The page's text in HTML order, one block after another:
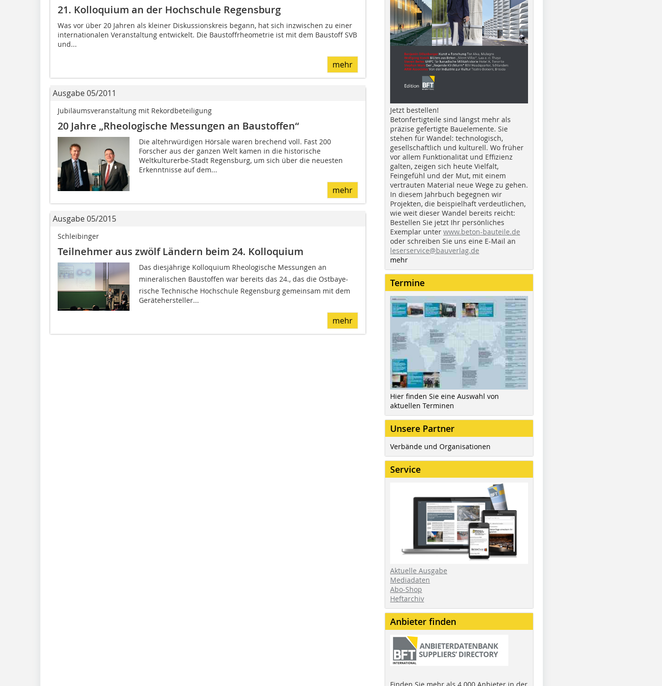
21. Kolloquium an der Hochschule Regensburg
Was vor über 20 Jahren als kleiner Diskussionskreis begann, hat sich inzwischen zu einer
internationalen Veranstaltung entwickelt. Die Baustoffrheometrie ist mit dem Baustoff SVB
und...
mehr
Ausgabe 05/2011
Jubiläumsveranstaltung mit Rekordbeteiligung
20 Jahre „Rheologische Messungen an Baustoffen“
Die altehrwürdigen Hörsäle waren brechend voll. Fast 200
Forscher aus der ganzen Welt kamen in die historische
Weltkulturerbe-Stadt Regensburg, um sich über die neuesten
Erkenntnisse auf dem...
mehr
Ausgabe 05/2015
Schleibinger
Teilnehmer aus zwölf Ländern beim 24. Kolloquium
Das diesjährige Kolloquium Rheologische Messungen an
mineralischen Baustoffen war bereits das 24., das die Ostbaye-
rische Technische Hochschule Regensburg gemeinsam mit dem
Gerätehersteller...
mehr
Jetzt bestellen!
Betonfertigteile sind längst mehr als
präzise gefertigte Bauelemente. Sie
stehen für Wandel: technologisch,
gesellschaftlich und kulturell. Wo früher
vor allem Funktionalität und Effizienz
galten, zeigen sich heute Vielfalt,
Feingefühl und der Mut, mit einem
vertrauten Material neue Wege zu gehen.
In diesem Jahrbuch begegnen wir
Projekten, die beispielhaft verdeutlichen,
wie weit dieser Wandel bereits reicht:
Bestellen Sie jetzt Ihr persönliches
Exemplar unter www.beton-bauteile.de
oder schreiben Sie uns eine E-Mail an
leserservice@bauverlag.de
mehr
Termine
Hier finden Sie eine Auswahl von
aktuellen Terminen
Unsere Partner
Verbände und Organisationen
Service
Aktuelle Ausgabe
Mediadaten
Abo-Shop
Heftarchiv
Anbieter finden